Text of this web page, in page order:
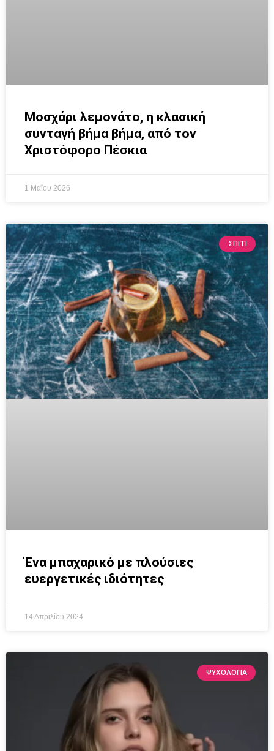
Μοσχάρι λεμονάτο, η κλασική
συνταγή βήμα βήμα, από τον
Χριστόφορο Πέσκια
1 Μαΐου 2026
ΣΠΙΤΙ
Ένα μπαχαρικό με πλούσιες
ευεργετικές ιδιότητες
14 Απριλίου 2024
ΨΥΧΟΛΟΓΙΑ